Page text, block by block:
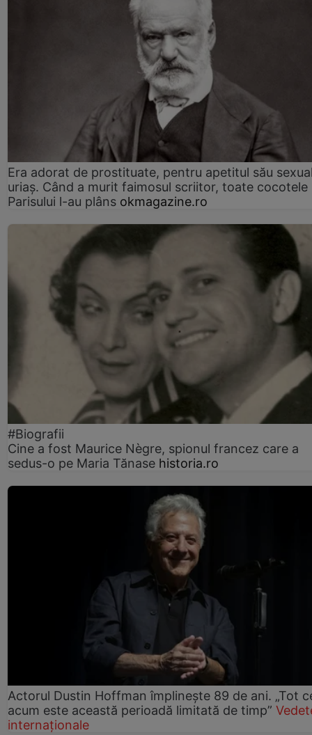
Era adorat de prostituate, pentru apetitul său
uriaș. Când a murit faimosul scriitor, toate cocotele
Parisului l-au plâns okmagazine.ro
#Biografii
Cine a fost Maurice Nègre, spionul francez care a
sedus-o pe Maria Tănase historia.ro
Actorul Dustin Hoffman împlinește 89 de ani. „Tot
acum este această perioadă limitată de timp”
internaționale